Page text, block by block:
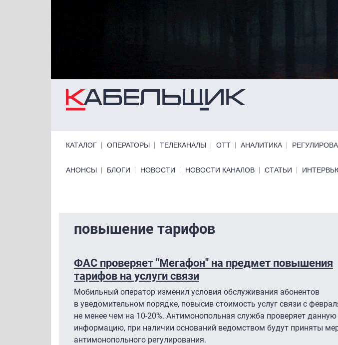
КАТАЛОГ ОПЕРАТОРЫ ТЕЛЕКАНАЛЫ ОТТ АНАЛИТИКА
Primary links bottom
АНОНСЫ БЛОГИ НОВОСТИ НОВОСТИ КАНАЛОВ СТАТЬИ
повышение тарифов
ФАС проверяет "Мегафон" на предмет повышения
тарифов на услуги связи
Мобильный оператор изменил условия обслуживания абонентов
в уведомительном порядке, повысив стоимость услуг связи с
не менее чем на 10-20%. Антимонопольная служба проверяет данную
информацию, при наличии оснований ведомством будут приняты
антимонопольного регулирования.